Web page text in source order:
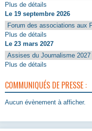
Plus de détails
Le 19 septembre 2026
Forum des associations aux
Plus de détails
Le 23 mars 2027
Assises du Journalisme 2027
Plus de détails
COMMUNIQUÉS DE PRESSE :
Aucun évènement à afficher.